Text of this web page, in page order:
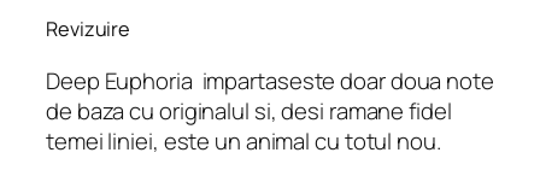
Revizuire
Deep Euphoria impartaseste doar doua note
de baza cu originalul si, desi ramane fidel
temei liniei, este un animal cu totul nou.